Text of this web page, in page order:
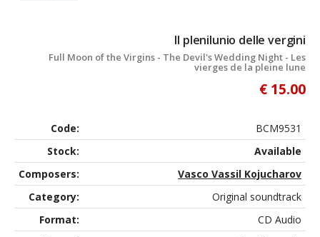
Il plenilunio delle vergini
Full Moon of the Virgins - The Devil's Wedding Night - Les
vierges de la pleine lune
€ 15.00
Code:
BCM9531
Stock:
Available
Composers:
Vasco Vassil Kojucharov
Category:
Original soundtrack
Format:
CD Audio